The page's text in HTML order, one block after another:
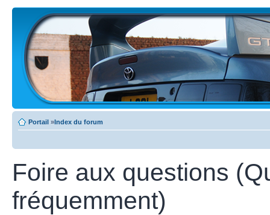
Portail »Index du forum
Foire aux questions
fréquemment)